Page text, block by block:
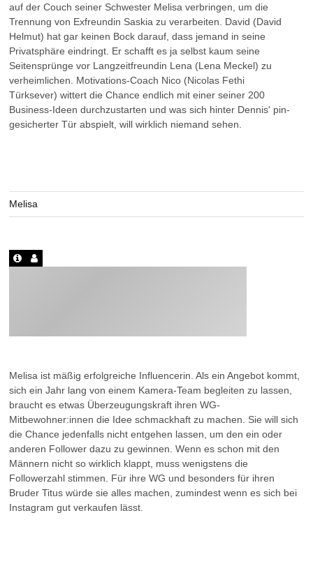
auf der Couch seiner Schwester Melisa verbringen, um die
Trennung von Exfreundin Saskia zu verarbeiten. David (David
Helmut) hat gar keinen Bock darauf, dass jemand in seine
Privatsphäre eindringt. Er schafft es ja selbst kaum seine
Seitensprünge vor Langzeitfreundin Lena (Lena Meckel) zu
verheimlichen. Motivations-Coach Nico (Nicolas Fethi
Türksever) wittert die Chance endlich mit einer seiner 200
Business-Ideen durchzustarten und was sich hinter Dennis' pin-
gesicherter Tür abspielt, will wirklich niemand sehen.
Melisa
Melisa ist mäßig erfolgreiche Influencerin. Als ein Angebot kommt,
sich ein Jahr lang von einem Kamera-Team begleiten zu lassen,
braucht es etwas Überzeugungskraft ihren WG-
Mitbewohner:innen die Idee schmackhaft zu machen. Sie will sich
die Chance jedenfalls nicht entgehen lassen, um den ein oder
anderen Follower dazu zu gewinnen. Wenn es schon mit den
Männern nicht so wirklich klappt, muss wenigstens die
Followerzahl stimmen. Für ihre WG und besonders für ihren
Bruder Titus würde sie alles machen, zumindest wenn es sich bei
Instagram gut verkaufen lässt.